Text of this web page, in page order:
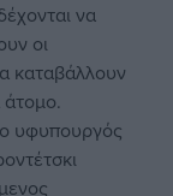
να
οι
καταβάλλουν
υφυπουργός